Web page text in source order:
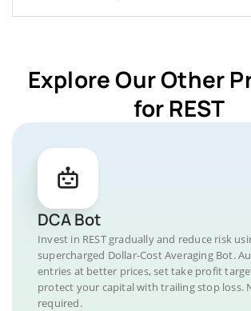
Explore Our Other
for REST
DCA Bot
Invest in REST gradually and reduce risk
supercharged Dollar-Cost Averaging Bot.
entries at better prices, set take profit
protect your capital with trailing stop loss.
required.